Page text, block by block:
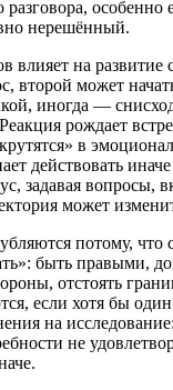
особенно
нерешённый.
влияет на развитие
второй может
иногда —
рождает
в
действовать
задавая вопросы,
может
потому, что
быть правыми,
отстоять
если хотя бы один
на
не